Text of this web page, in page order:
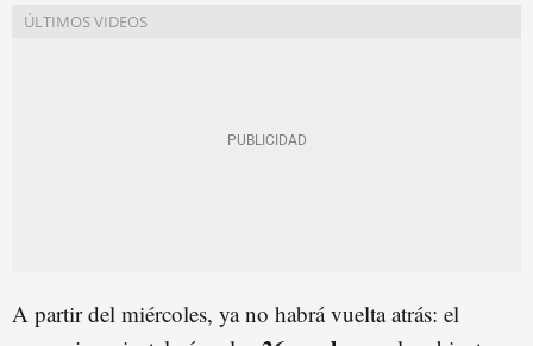
A partir del miércoles, ya no habrá vuelta atrás: el